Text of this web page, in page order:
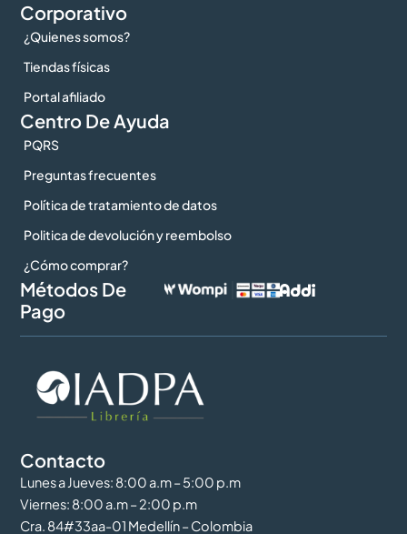
Contacto
Lunes a Jueves: 8:00 a.m – 5:00 p.m
Viernes: 8:00 a.m – 2:00 p.m
Cra. 84#33aa-01 Medellín – Colombia
Corporativo
¿Quienes somos?
Tiendas físicas
Portal afiliado
Centro De Ayuda
PQRS
Preguntas frecuentes
Política de tratamiento de datos
Politica de devolución y reembolso
¿Cómo comprar?
Métodos De
Pago